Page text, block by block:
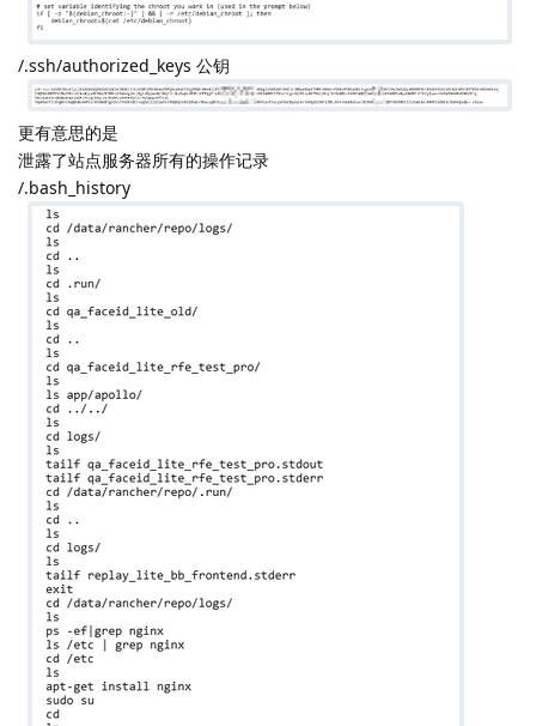
/.ssh/authorized_keys 公钥
更有意思的是
泄露了站点服务器所有的操作记录
/.bash_history